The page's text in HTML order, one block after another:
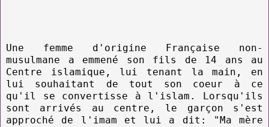
Une femme d'origine Française non-
musulmane a emmené son fils de 14 ans au
Centre islamique, lui tenant la main, en
lui souhaitant de tout son coeur à ce
qu'il se convertisse à l'islam. Lorsqu'ils
sont arrivés au centre, le garçon s'est
approché de l'imam et lui a dit: "Ma mère